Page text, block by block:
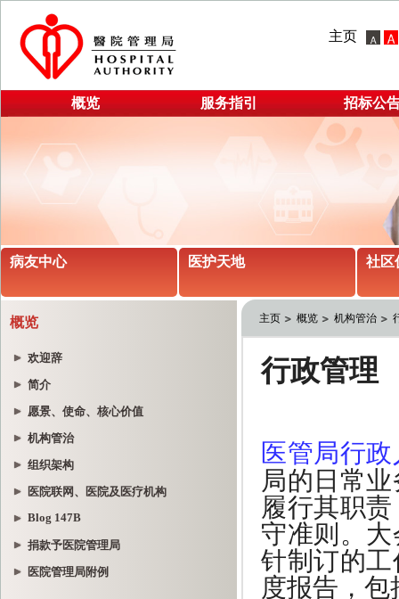
主页
概览 服务指引 招标公
病友中心 医护天地 社区
概览
欢迎辞
简介
愿景、使命、核心价值
机构管治
组织架构
医院联网、医院及医疗机构
Blog 147B
捐款予医院管理局
医院管理局附例
主页 概览 机构管治